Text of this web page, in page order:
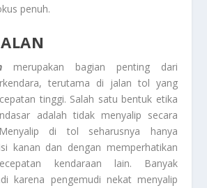
penuh.
merupakan bagian penting dari
terutama di jalan tol yang
tinggi. Salah satu bentuk etika
adalah tidak menyalip secara
di tol seharusnya hanya
kanan dan dengan memperhatikan
kendaraan lain. Banyak
karena pengemudi nekat menyalip